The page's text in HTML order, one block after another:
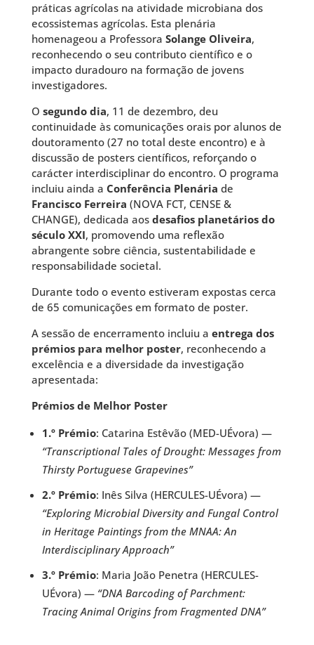
práticas agrícolas na atividade microbiana dos
ecossistemas agrícolas. Esta plenária
homenageou a Professora Solange Oliveira,
reconhecendo o seu contributo científico e o
impacto duradouro na formação de jovens
investigadores.
O segundo dia, 11 de dezembro, deu
continuidade às comunicações orais por alunos de
doutoramento (27 no total deste encontro) e à
discussão de posters científicos, reforçando o
carácter interdisciplinar do encontro. O programa
incluiu ainda a Conferência Plenária de
Francisco Ferreira (NOVA FCT, CENSE &
CHANGE), dedicada aos desafios planetários do
século XXI, promovendo uma reflexão
abrangente sobre ciência, sustentabilidade e
responsabilidade societal.
Durante todo o evento estiveram expostas cerca
de 65 comunicações em formato de poster.
A sessão de encerramento incluiu a entrega dos
prémios para melhor poster, reconhecendo a
excelência e a diversidade da investigação
apresentada:
Prémios de Melhor Poster
1.º Prémio: Catarina Estêvão (MED-UÉvora) —
“Transcriptional Tales of Drought: Messages from
Thirsty Portuguese Grapevines”
2.º Prémio: Inês Silva (HERCULES-UÉvora) —
“Exploring Microbial Diversity and Fungal Control
in Heritage Paintings from the MNAA: An
Interdisciplinary Approach”
3.º Prémio: Maria João Penetra (HERCULES-
UÉvora) — “DNA Barcoding of Parchment:
Tracing Animal Origins from Fragmented DNA”